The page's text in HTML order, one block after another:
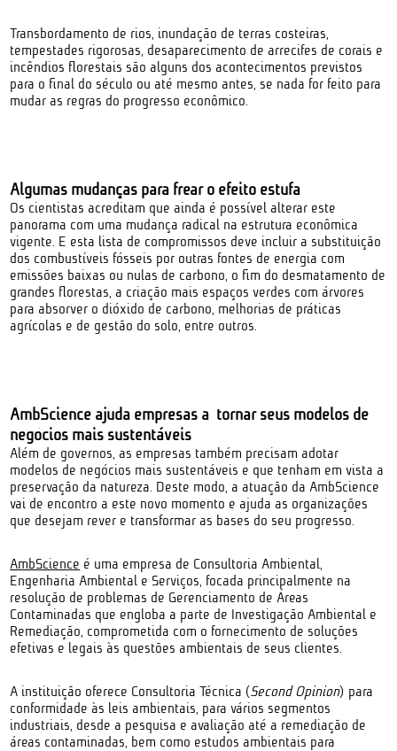
Transbordamento de rios, inundação de terras costeiras,
tempestades rigorosas, desaparecimento de arrecifes de corais e
incêndios florestais são alguns dos acontecimentos previstos
para o final do século ou até mesmo antes, se nada for feito para
mudar as regras do progresso econômico.
Algumas mudanças para frear o efeito estufa
Os cientistas acreditam que ainda é possível alterar este
panorama com uma mudança radical na estrutura econômica
vigente. E esta lista de compromissos deve incluir a substituição
dos combustíveis fósseis por outras fontes de energia com
emissões baixas ou nulas de carbono, o fim do desmatamento de
grandes florestas, a criação mais espaços verdes com árvores
para absorver o dióxido de carbono, melhorias de práticas
agrícolas e de gestão do solo, entre outros.
AmbScience ajuda empresas a tornar seus modelos de
negócios mais sustentáveis
Além de governos, as empresas também precisam adotar
modelos de negócios mais sustentáveis e que tenham em vista a
preservação da natureza. Deste modo, a atuação da AmbScience
vai de encontro a este novo momento e ajuda as organizações
que desejam rever e transformar as bases do seu progresso.
AmbScience é uma empresa de Consultoria Ambiental,
Engenharia Ambiental e Serviços, focada principalmente na
resolução de problemas de Gerenciamento de Áreas
Contaminadas que engloba a parte de Investigação Ambiental e
Remediação, comprometida com o fornecimento de soluções
efetivas e legais às questões ambientais de seus clientes.
A instituição oferece Consultoria Técnica (Second Opinion) para
conformidade às leis ambientais, para vários segmentos
industriais, desde a pesquisa e avaliação até a remediação de
áreas contaminadas, bem como estudos ambientais para